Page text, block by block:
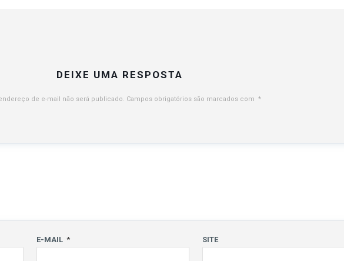
DEIXE UMA RESPOSTA
de e-mail não será publicado. Campos obrigatórios são marcados com *
E-MAIL * SITE